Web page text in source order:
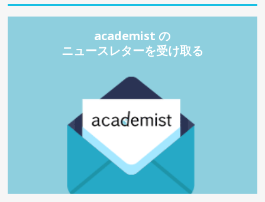
academist の
ニュースレターを受け取る